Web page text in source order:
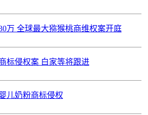
万 全球最大猕猴桃商维权案开庭
标侵权案 白家等将跟进
儿奶粉商标侵权